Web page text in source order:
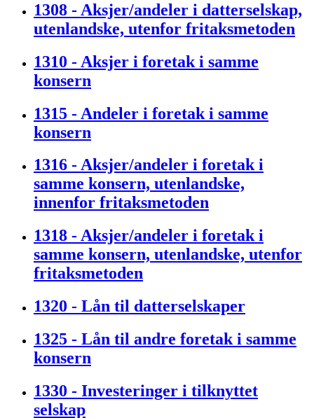
1308 - Aksjer/andeler i datterselskap,
utenlandske, utenfor fritaksmetoden
1310 - Aksjer i foretak i samme
konsern
1315 - Andeler i foretak i samme
konsern
1316 - Aksjer/andeler i foretak i
samme konsern, utenlandske,
innenfor fritaksmetoden
1318 - Aksjer/andeler i foretak i
samme konsern, utenlandske, utenfor
fritaksmetoden
1320 - Lån til datterselskaper
1325 - Lån til andre foretak i samme
konsern
1330 - Investeringer i tilknyttet
selskap